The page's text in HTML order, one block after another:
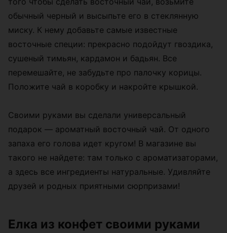
обычный черный и высыпьте его в стеклянную
миску. К нему добавьте самые известные
восточные специи: прекрасно подойдут гвоздика,
сушеный тимьян, кардамон и бадьян. Все
перемешайте, не забудьте про палочку корицы.
Положите чай в коробку и накройте крышкой.
Своими руками вы сделали универсальный
подарок — ароматный восточный чай. От одного
запаха его голова идет кругом! В магазине вы
такого не найдете: там только с ароматизаторами,
а здесь все ингредиенты натуральные. Удивляйте
друзей и родных приятными сюрпризами!
Елка из конфет своими руками